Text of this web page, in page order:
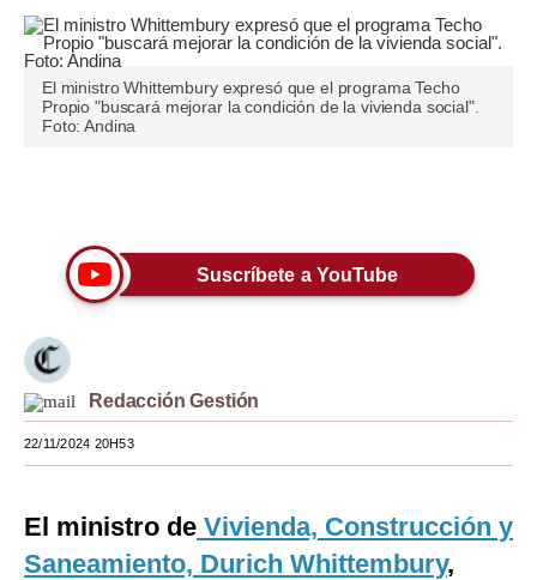
Opinión
Editorial
Pregunta de hoy
Lujo
Moda
Estilos
Mundo
EEUU
México
El ministro Whittembury expresó que el programa Techo
Propio "buscará mejorar la condición de la vivienda social".
Foto: Andina
Suscríbete a YouTube
Redacción Gestión
22/11/2024 20H53
El ministro de Vivienda, Construcción y
Saneamiento, Durich Whittembury,